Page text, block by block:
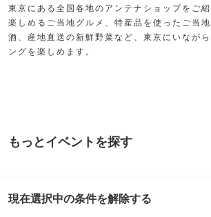
東京にある全国各地のアンテナショップをご
楽しめるご当地グルメ、特産品を使ったご当
酒、産地直送の新鮮野菜など、東京にいなが
ングを楽しめます。
もっとイベントを探す
現在選択中の条件を解除する